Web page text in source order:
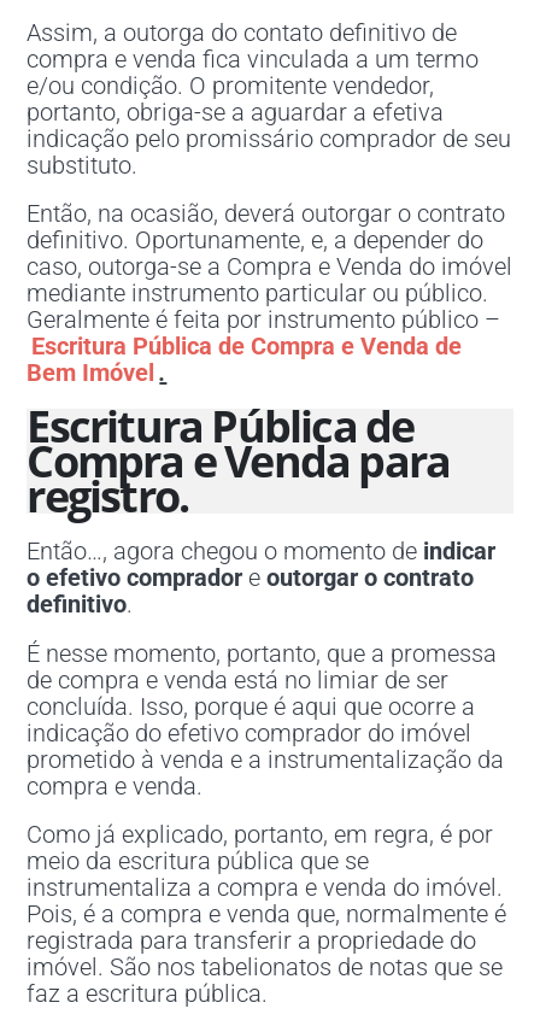
Assim, a outorga do contato definitivo de
compra e venda fica vinculada a um termo
e/ou condição. O promitente vendedor,
portanto, obriga-se a aguardar a efetiva
indicação pelo promissário comprador de seu
substituto.
Então, na ocasião, deverá outorgar o contrato
definitivo. Oportunamente, e, a depender do
caso, outorga-se a Compra e Venda do imóvel
mediante instrumento particular ou público.
Geralmente é feita por instrumento público –
Escritura Pública de Compra e Venda de
Bem Imóvel .
Escritura Pública de
Compra e Venda para
registro.
Então…, agora chegou o momento de indicar
o efetivo comprador eoutorgar o contrato
definitivo.
É nesse momento, portanto, que a promessa
de compra e venda está no limiar de ser
concluída. Isso, porque é aqui que ocorre a
indicação do efetivo comprador do imóvel
prometido à venda e a instrumentalização da
compra e venda.
Como já explicado, portanto, em regra, é por
meio da escritura pública que se
instrumentaliza a compra e venda do imóvel.
Pois, é a compra e venda que, normalmente é
registrada para transferir a propriedade do
imóvel. São nos tabelionatos de notas que se
faz a escritura pública.